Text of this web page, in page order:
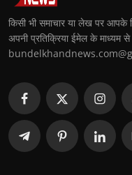
किसी भी समाचार या लेख पर आपके
अपनी प्रतिक्रिया ईमेल के माध्यम से